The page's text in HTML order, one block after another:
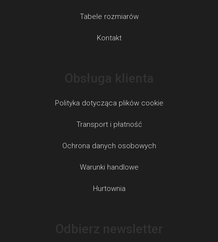
Tabele rozmiarów
Kontakt
Polityka dotycząca plików cookie
Transport i płatność
Ochrona danych osobowych
Warunki handlowe
Hurtownia